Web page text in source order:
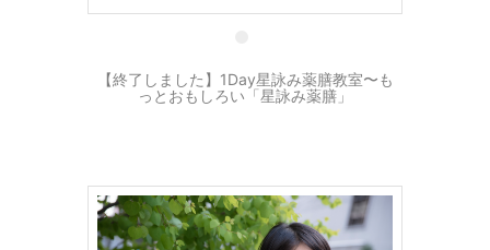
【終了しました】1Day星詠み薬膳教室〜も
っとおもしろい「星詠み薬膳」